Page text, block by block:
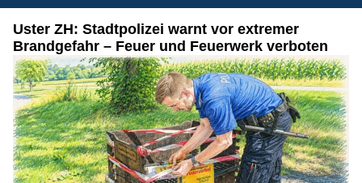
Uster ZH: Stadtpolizei warnt vor extremer
Brandgefahr – Feuer und Feuerwerk verboten